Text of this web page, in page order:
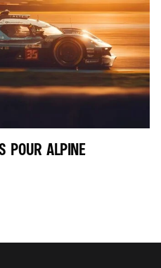
POUR ALPINE